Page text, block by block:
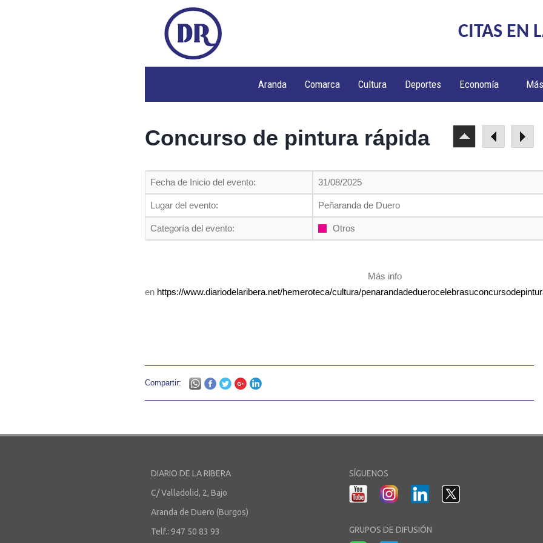
CITAS EN
Aranda Comarca Cultura Deportes Economía Más
Concurso de pintura rápida
Fecha de Inicio del evento: 31/08/2025
Lugar del evento: Peñaranda de Duero
Categoría del evento: Otros
Más info
en https://www.diariodelaribera.net/hemeroteca/cultura/
Compartir:
DIARIO DE LA RIBERA
C/ Valladolid, 2, Bajo
Aranda de Duero (Burgos)
Telf.: 947 50 83 93
SÍGUENOS
GRUPOS DE DIFUSIÓN